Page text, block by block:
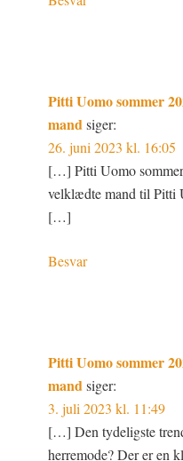
Pitti Uomo sommer
mand siger:
26. juni 2023 kl. 16:05
[…] Pitti Uomo
velklædte mand til Pitti
[…]
Besvar
Pitti Uomo sommer
mand siger:
3. juli 2023 kl. 11:49
[…] Den tydeligste
herremode? Der er en